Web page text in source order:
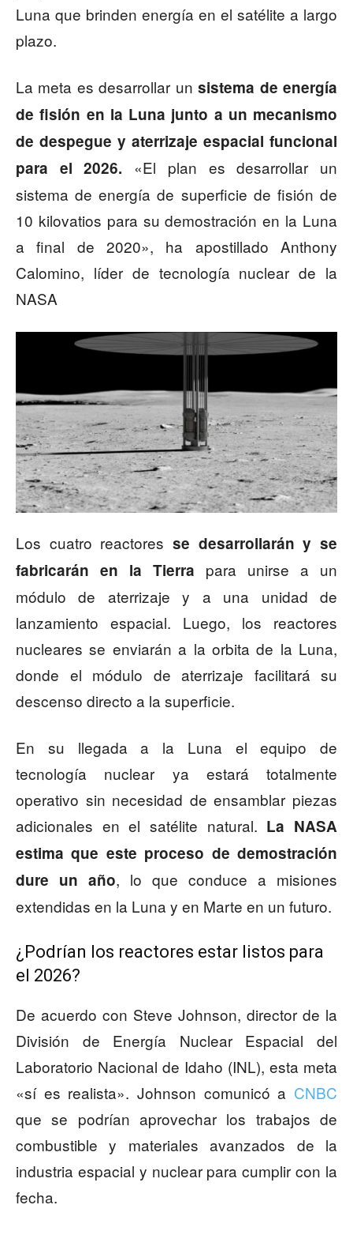
Luna que brinden energía en el satélite a largo
plazo.
La meta es desarrollar unsistema de energía
de fisión en la Luna junto a un mecanismo
de despegue y aterrizaje espacial funcional
para el 2026. «El plan es desarrollar un
sistema de energía de superficie de fisión de
10 kilovatios para su demostración en la Luna
a final de 2020», ha apostillado Anthony
Calomino, líder de tecnología nuclear de la
NASA
Los cuatro reactores se desarrollarán y se
fabricarán en la Tierra para unirse a un
módulo de aterrizaje y a una unidad de
lanzamiento espacial. Luego, los reactores
nucleares se enviarán a la orbita de la Luna,
donde el módulo de aterrizaje facilitará su
descenso directo a la superficie.
En su llegada a la Luna el equipo de
tecnología nuclear ya estará totalmente
operativo sin necesidad de ensamblar piezas
adicionales en el satélite natural. La NASA
estima que este proceso de demostración
dure un año, lo que conduce a misiones
extendidas en la Luna y en Marte en un futuro.
¿Podrían los reactores estar listos para
el 2026?
De acuerdo con Steve Johnson, director de la
División de Energía Nuclear Espacial del
Laboratorio Nacional de Idaho (INL), esta meta
«sí es realista». Johnson comunicó a CNBC
que se podrían aprovechar los trabajos de
combustible y materiales avanzados de la
industria espacial y nuclear para cumplir con la
fecha.